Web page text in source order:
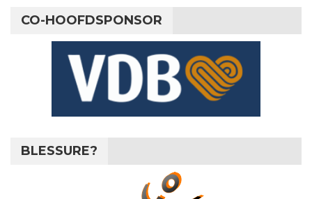
CO-HOOFDSPONSOR
BLESSURE?